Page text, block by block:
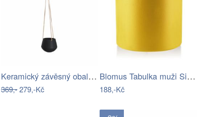
Keramický závěsný obal na květináč ø 12…
369,-279,-Kč
Blomus Tabulka muži Signo, kulatá
188,-Kč